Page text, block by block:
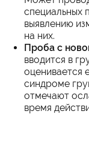
специальных
выявлению
на них.
Проба с
вводится в
оценивается
синдроме
отмечают
время